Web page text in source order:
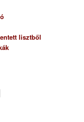
lisztből